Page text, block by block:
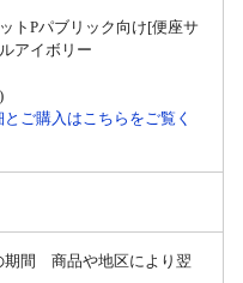
トPパブリック向け[便座サ
アイボリー
ご購入はこちらをご覧く
期間 商品や地区により翌